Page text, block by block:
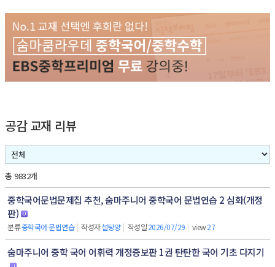
공감 교재 리뷰
총 9832개
중학국어문법문제집 추천, 숨마주니어 중학국어 문법연습 2 심화(개정
판)
분류중학국어 문법연습 | 작성자설탕양 | 작성일2026/07/29 | view27
숨마주니어 중학 국어 어휘력 개정증보판 1권 탄탄한 국어 기초 다지기